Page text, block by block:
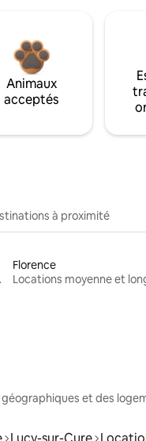
Animaux
acceptés
à proximité
Florence
et des